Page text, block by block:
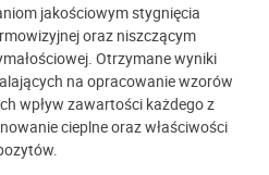
jakościowym stygnięcia
oraz niszczącym
Otrzymane wyniki
na opracowanie wzorów
wpływ zawartości każdego z
cieplne oraz właściwości